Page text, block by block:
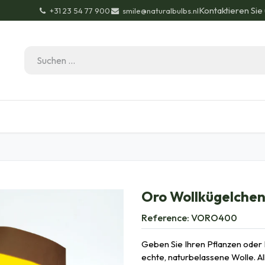
+31 23 54 77 900 smile@naturalbulbs.nlKontaktieren Sie
Oro Wollkügelchen
Reference: VORO400
Geben Sie Ihren Pflanzen
echte, naturbelassene Wolle.